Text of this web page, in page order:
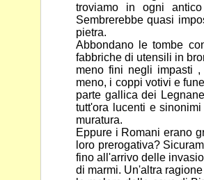
troviamo in ogni
Sembrerebbe quasi
pietra.
Abbondano le tombe
fabbriche di utensili in
meno fini negli impasti
meno, i coppi votivi e
parte gallica dei
tutt'ora lucenti e
muratura.
Eppure i Romani erano
loro prerogativa?
fino all'arrivo delle
di marmi. Un'altra